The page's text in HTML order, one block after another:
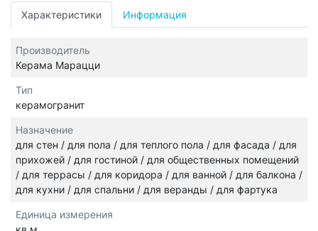
Характеристики Информация
Производитель
Керама Марацци
Тип
керамогранит
Назначение
для стен / для пола / для теплого пола / для фасада / для
прихожей / для гостиной / для общественных помещений
/ для террасы / для коридора / для ванной / для балкона /
для кухни / для спальни / для веранды / для фартука
Единица измерения